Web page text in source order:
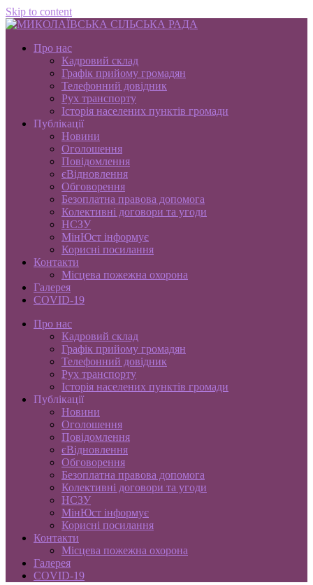
Skip to content
Про нас
Кадровий склад
Графік прийому громадян
Телефонний довідник
Рух транспорту
Історія населених пунктів громади
Публікації
Новини
Оголошення
Повідомлення
єВідновлення
Обговорення
Безоплатна правова допомога
Колективні договори та угоди
НСЗУ
МінЮст інформує
Корисні посилання
Контакти
Місцева пожежна охорона
Галерея
COVID-19
Про нас
Кадровий склад
Графік прийому громадян
Телефонний довідник
Рух транспорту
Історія населених пунктів громади
Публікації
Новини
Оголошення
Повідомлення
єВідновлення
Обговорення
Безоплатна правова допомога
Колективні договори та угоди
НСЗУ
МінЮст інформує
Корисні посилання
Контакти
Місцева пожежна охорона
Галерея
COVID-19